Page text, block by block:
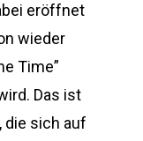
eröffnet
wieder
Time”
Das ist
die sich auf